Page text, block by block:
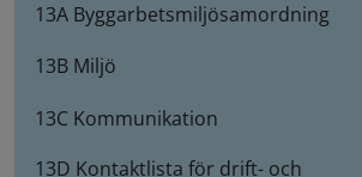
13A Byggarbetsmiljösamordning
13B Miljö
13C Kommunikation
13D Kontaktlista för drift- och